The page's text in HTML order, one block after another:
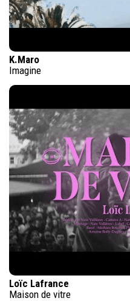
K.Maro
Imagine
Loïc Lafrance
Maison de vitre